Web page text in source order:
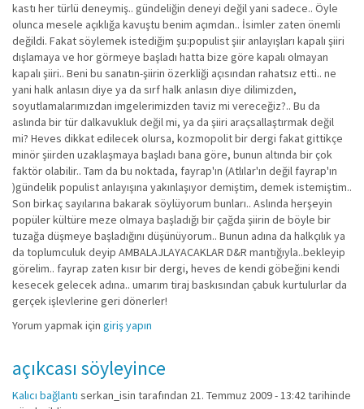
kastı her türlü deneymiş.. gündeliğin deneyi değil yani sadece.. Öyle
olunca mesele açıklığa kavuştu benim açımdan.. İsimler zaten önemli
değildi. Fakat söylemek istediğim şu:populist şiir anlayışları kapalı şiiri
dışlamaya ve hor görmeye başladı hatta bize göre kapalı olmayan
kapalı şiiri.. Beni bu sanatın-şiirin özerkliği açısından rahatsız etti.. ne
yani halk anlasın diye ya da sırf halk anlasın diye dilimizden,
soyutlamalarımızdan imgelerimizden taviz mi vereceğiz?.. Bu da
aslında bir tür dalkavukluk değil mi, ya da şiiri araçsallaştırmak değil
mi? Heves dikkat edilecek olursa, kozmopolit bir dergi fakat gittikçe
minör şiirden uzaklaşmaya başladı bana göre, bunun altında bir çok
faktör olabilir.. Tam da bu noktada, fayrap'ın (Atlılar'ın değil fayrap'ın
)gündelik populist anlayışına yakınlaşıyor demiştim, demek istemiştim..
Son birkaç sayılarına bakarak söylüyorum bunları.. Aslında herşeyin
popüler kültüre meze olmaya başladığı bir çağda şiirin de böyle bir
tuzağa düşmeye başladığını düşünüyorum.. Bunun adına da halkçılık ya
da toplumculuk deyip AMBALAJLAYACAKLAR D&R mantığıyla..bekleyip
görelim.. fayrap zaten kısır bir dergi, heves de kendi göbeğini kendi
kesecek gelecek adına.. umarım tiraj baskısından çabuk kurtulurlar da
gerçek işlevlerine geri dönerler!
Yorum yapmak için giriş yapın
açıkcası söyleyince
Kalıcı bağlantı serkan_isin tarafından 21. Temmuz 2009 - 13:42 tarihinde